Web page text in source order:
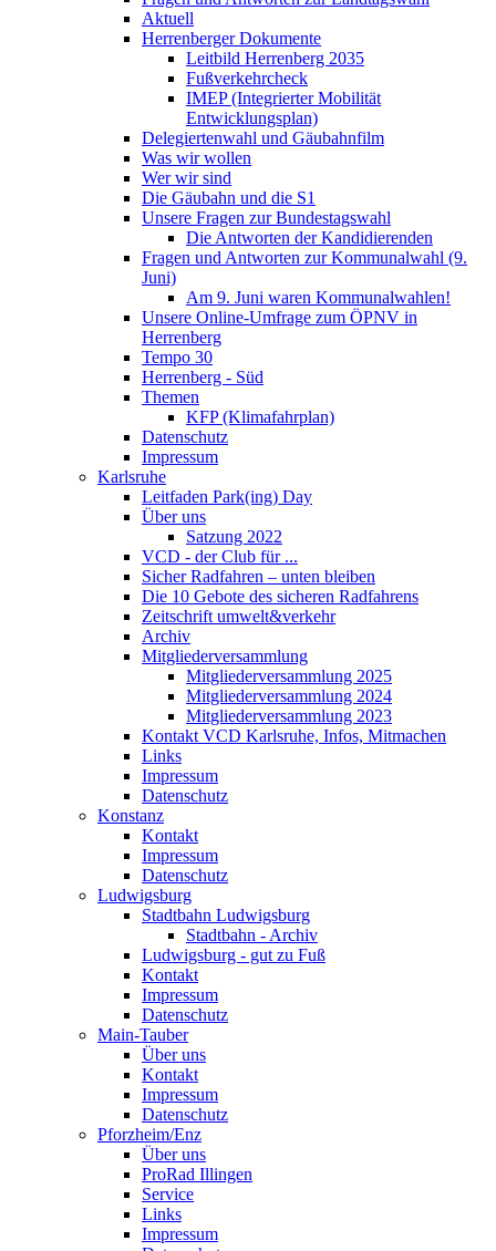
Aktuell
Herrenberger Dokumente
Leitbild Herrenberg 2035
Fußverkehrcheck
IMEP (Integrierter Mobilität
Entwicklungsplan)
Delegiertenwahl und Gäubahnfilm
Was wir wollen
Wer wir sind
Die Gäubahn und die S1
Unsere Fragen zur Bundestagswahl
Die Antworten der Kandidierenden
Fragen und Antworten zur Kommunalwahl (9.
Juni)
Am 9. Juni waren Kommunalwahlen!
Unsere Online-Umfrage zum ÖPNV in
Herrenberg
Tempo 30
Herrenberg - Süd
Themen
KFP (Klimafahrplan)
Datenschutz
Impressum
Karlsruhe
Leitfaden Park(ing) Day
Über uns
Satzung 2022
VCD - der Club für ...
Sicher Radfahren – unten bleiben
Die 10 Gebote des sicheren Radfahrens
Zeitschrift umwelt&verkehr
Archiv
Mitgliederversammlung
Mitgliederversammlung 2025
Mitgliederversammlung 2024
Mitgliederversammlung 2023
Kontakt VCD Karlsruhe, Infos, Mitmachen
Links
Impressum
Datenschutz
Konstanz
Kontakt
Impressum
Datenschutz
Ludwigsburg
Stadtbahn Ludwigsburg
Stadtbahn - Archiv
Ludwigsburg - gut zu Fuß
Kontakt
Impressum
Datenschutz
Main-Tauber
Über uns
Kontakt
Impressum
Datenschutz
Pforzheim/Enz
Über uns
ProRad Illingen
Service
Links
Impressum